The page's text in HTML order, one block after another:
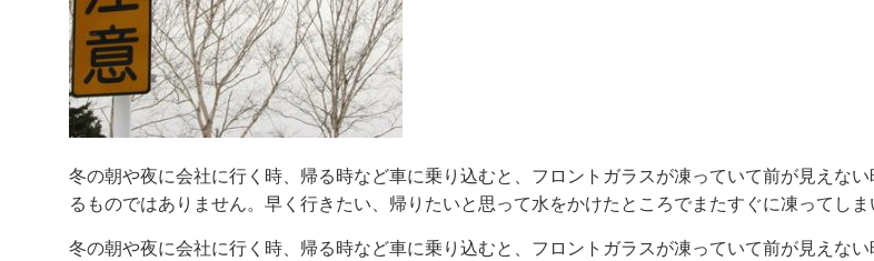
冬の朝や夜に会社に行く時、帰る時など車に乗り込むと、フロントガラスが凍っていて前が見えな
るものではありません。早く行きたい、帰りたいと思って水をかけたところでまたすぐに凍ってしま
冬の朝や夜に会社に行く時、帰る時など車に乗り込むと、フロントガラスが凍っていて前が見えな